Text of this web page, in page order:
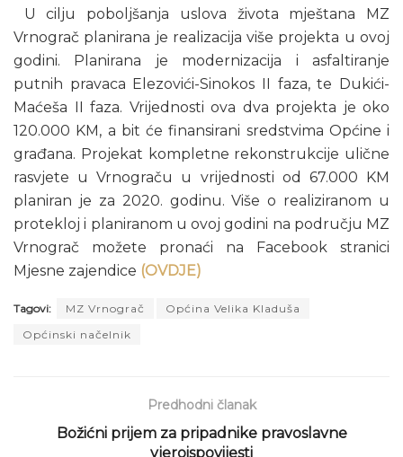
U cilju poboljšanja uslova života mještana MZ
Vrnograč planirana je realizacija više projekta u ovoj
godini. Planirana je modernizacija i asfaltiranje
putnih pravaca Elezovići-Sinokos II faza, te Dukići-
Maćeša II faza. Vrijednosti ova dva projekta je oko
120.000 KM, a bit će finansirani sredstvima Općine i
građana. Projekat kompletne rekonstrukcije ulične
rasvjete u Vrnograču u vrijednosti od 67.000 KM
planiran je za 2020. godinu. Više o realiziranom u
protekloj i planiranom u ovoj godini na području MZ
Vrnograč možete pronaći na Facebook stranici
Mjesne zajendice (OVDJE)
Tagovi: MZ Vrnograč
Općina Velika Kladuša
Općinski načelnik
Predhodni članak
Božićni prijem za pripadnike pravoslavne
vjeroispovijesti